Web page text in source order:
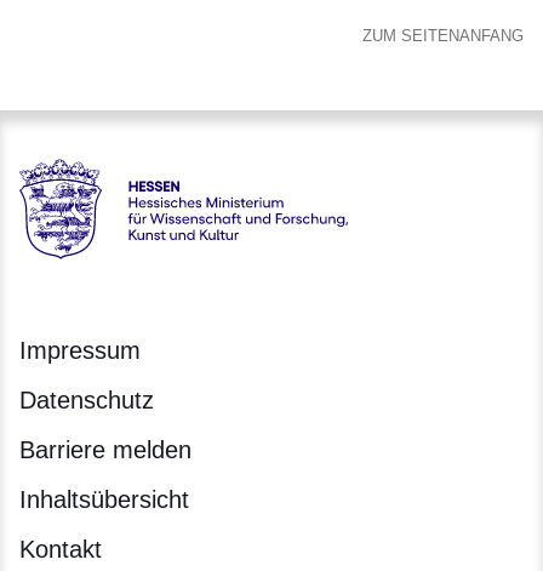
ZUM SEITENANFANG
Hessen - Hessisches Ministerium für Wissenschaft und
Impressum
Datenschutz
Barriere melden
Inhaltsübersicht
Kontakt